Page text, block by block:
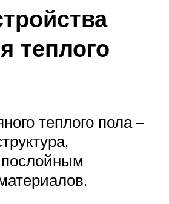
теплого
теплого пола –